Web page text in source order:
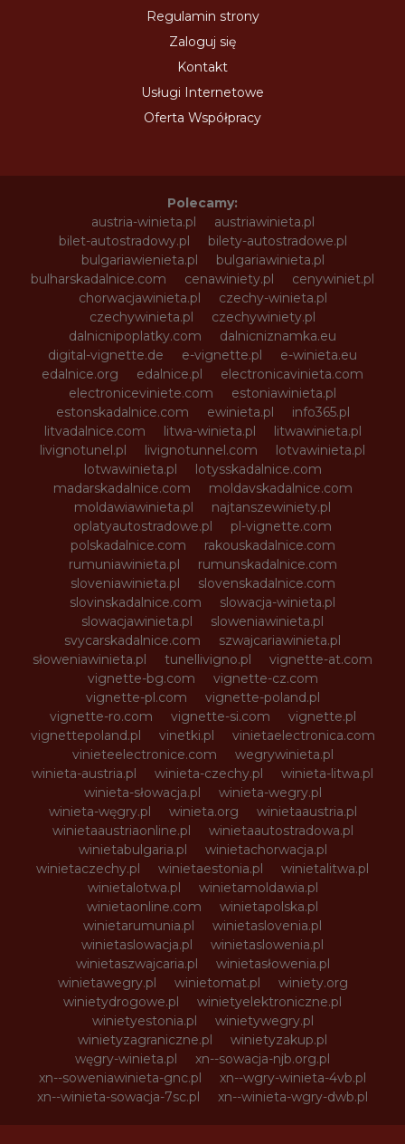
Regulamin strony
Zaloguj się
Kontakt
Usługi Internetowe
Oferta Współpracy
Polecamy:
austria-winieta.pl
austriawinieta.pl
bilet-autostradowy.pl
bilety-autostradowe.pl
bulgariawienieta.pl
bulgariawinieta.pl
bulharskadalnice.com
cenawiniety.pl
cenywiniet.pl
chorwacjawinieta.pl
czechy-winieta.pl
czechywinieta.pl
czechywiniety.pl
dalnicnipoplatky.com
dalnicniznamka.eu
digital-vignette.de
e-vignette.pl
e-winieta.eu
edalnice.org
edalnice.pl
electronicavinieta.com
electroniceviniete.com
estoniawinieta.pl
estonskadalnice.com
ewinieta.pl
info365.pl
litvadalnice.com
litwa-winieta.pl
litwawinieta.pl
livignotunel.pl
livignotunnel.com
lotvawinieta.pl
lotwawinieta.pl
lotysskadalnice.com
madarskadalnice.com
moldavskadalnice.com
moldawiawinieta.pl
najtanszewiniety.pl
oplatyautostradowe.pl
pl-vignette.com
polskadalnice.com
rakouskadalnice.com
rumuniawinieta.pl
rumunskadalnice.com
sloveniawinieta.pl
slovenskadalnice.com
slovinskadalnice.com
slowacja-winieta.pl
slowacjawinieta.pl
sloweniawinieta.pl
svycarskadalnice.com
szwajcariawinieta.pl
słoweniawinieta.pl
tunellivigno.pl
vignette-at.com
vignette-bg.com
vignette-cz.com
vignette-pl.com
vignette-poland.pl
vignette-ro.com
vignette-si.com
vignette.pl
vignettepoland.pl
vinetki.pl
vinietaelectronica.com
vinieteelectronice.com
wegrywinieta.pl
winieta-austria.pl
winieta-czechy.pl
winieta-litwa.pl
winieta-słowacja.pl
winieta-wegry.pl
winieta-węgry.pl
winieta.org
winietaaustria.pl
winietaaustriaonline.pl
winietaautostradowa.pl
winietabulgaria.pl
winietachorwacja.pl
winietaczechy.pl
winietaestonia.pl
winietalitwa.pl
winietalotwa.pl
winietamoldawia.pl
winietaonline.com
winietapolska.pl
winietarumunia.pl
winietaslovenia.pl
winietaslowacja.pl
winietaslowenia.pl
winietaszwajcaria.pl
winietasłowenia.pl
winietawegry.pl
winietomat.pl
winiety.org
winietydrogowe.pl
winietyelektroniczne.pl
winietyestonia.pl
winietywegry.pl
winietyzagraniczne.pl
winietyzakup.pl
węgry-winieta.pl
xn--sowacja-njb.org.pl
xn--soweniawinieta-gnc.pl
xn--wgry-winieta-4vb.pl
xn--winieta-sowacja-7sc.pl
xn--winieta-wgry-dwb.pl